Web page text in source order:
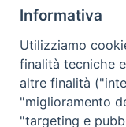
Informativa
Utilizziamo
finalità tecniche
altre finalità
"miglioramento
"targeting e